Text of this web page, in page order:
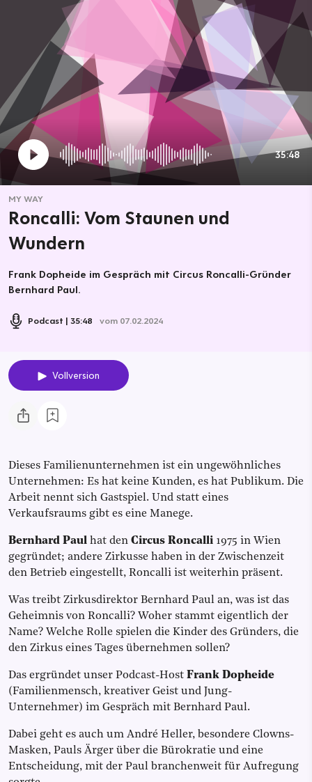
35:48
MY WAY
Roncalli: Vom Staunen und
Wundern
Frank Dopheide im Gespräch mit Circus Roncalli-Gründer
Bernhard Paul.
Podcast 35:48 vom 07.02.2024
Vollversion
Dieses Familienunternehmen ist ein ungewöhnliches
Unternehmen: Es hat keine Kunden, es hat Publikum. Die
Arbeit nennt sich Gastspiel. Und statt eines
Verkaufsraums gibt es eine Manege.
Bernhard Paul hat den Circus Roncalli 1975 in Wien
gegründet; andere Zirkusse haben in der Zwischenzeit
den Betrieb eingestellt, Roncalli ist weiterhin präsent.
Was treibt Zirkusdirektor Bernhard Paul an, was ist das
Geheimnis von Roncalli? Woher stammt eigentlich der
Name? Welche Rolle spielen die Kinder des Gründers, die
den Zirkus eines Tages übernehmen sollen?
Das ergründet unser Podcast-Host Frank Dopheide
(Familienmensch, kreativer Geist und Jung-
Unternehmer) im Gespräch mit Bernhard Paul.
Dabei geht es auch um André Heller, besondere Clowns-
Masken, Pauls Ärger über die Bürokratie und eine
Entscheidung, mit der Paul branchenweit für Aufregung